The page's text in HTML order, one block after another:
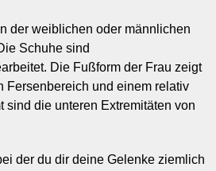
der weiblichen oder männlichen
Schuhe sind
Die Fußform der Frau zeigt
Fersenbereich und einem relativ
sind die unteren Extremitäten von
der du dir deine Gelenke ziemlich